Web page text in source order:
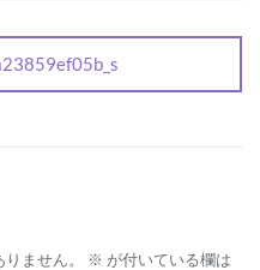
ません。 ※ が付いている欄は